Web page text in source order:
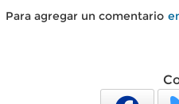
Para agregar un comentario